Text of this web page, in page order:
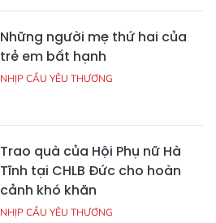
Những người mẹ thứ hai của
trẻ em bất hạnh
NHỊP CẦU YÊU THƯƠNG
Trao quà của Hội Phụ nữ Hà
Tĩnh tại CHLB Đức cho hoàn
cảnh khó khăn
NHỊP CẦU YÊU THƯƠNG